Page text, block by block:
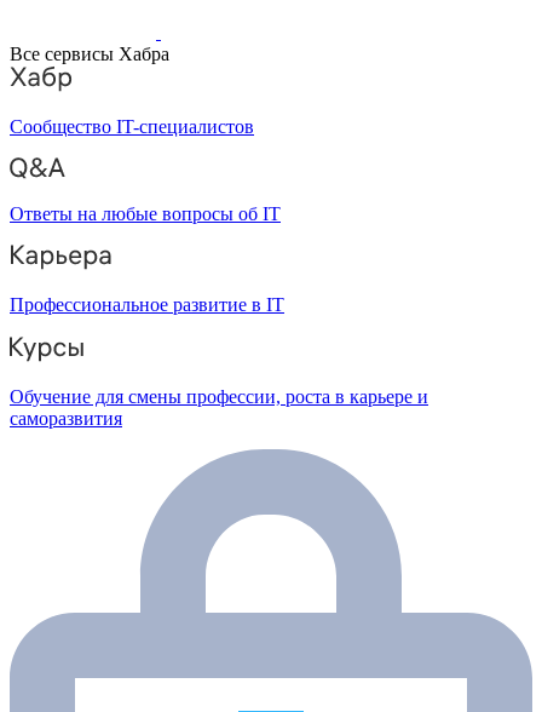
Все сервисы Хабра
Сообщество IT-специалистов
Ответы на любые вопросы об IT
Профессиональное развитие в IT
Обучение для смены профессии, роста в карьере и
саморазвития